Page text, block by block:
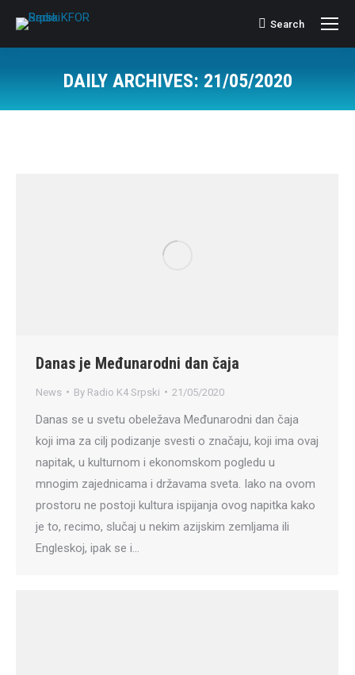
Search:
Search
DAILY ARCHIVES: 21/05/2020
Danas je Međunarodni dan čaja
News By Radio K4 Srpski 21/05/2020
Danas se u svetu obeležava Međunarodni dan čaja
koji ima za cilj podizanje svesti o značaju, koji ima ovaj
napitak, u kulturnom i ekonomskom pogledu u
mnogim zajednicama i državama sveta. Iako na ovom
prostoru ne postoji kultura ispijanja ovog napitka kako
je to, recimo, slučaj u nekim azijskim zemljama ili
Engleskoj, ipak se i…